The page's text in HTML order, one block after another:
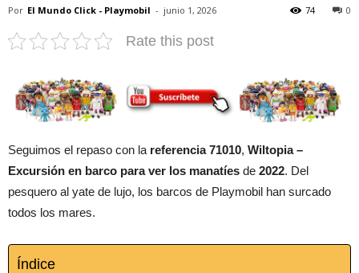
Por El Mundo Click - Playmobil - junio 1, 2026 0
74
Rate this post
Seguimos el repaso con la referencia 71010, Wiltopia –
Excursión en barco para ver los manatíes de 2022. Del
pesquero al yate de lujo, los barcos de Playmobil han surcado
todos los mares.
Índice